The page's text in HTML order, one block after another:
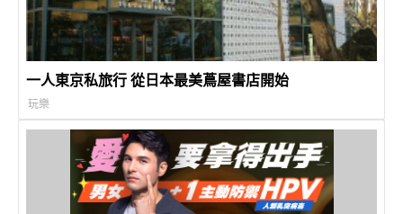
一人東京私旅行 從日本最美蔦屋書店開始
玩樂